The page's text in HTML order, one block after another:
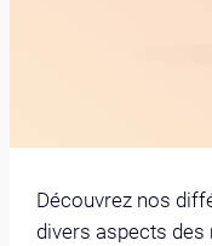
Découvrez nos
divers aspects